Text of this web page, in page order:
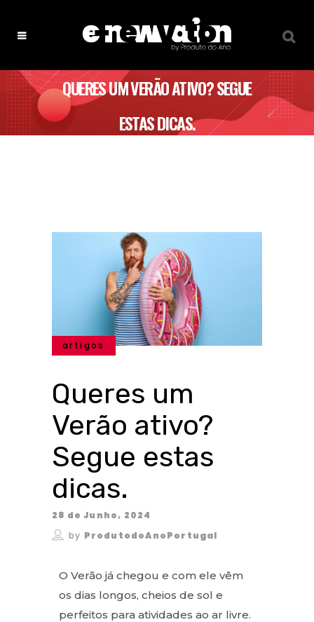
QUERES UM VERÃO ATIVO? SEGUE
ESTAS DICAS.
artigos
Queres um
Verão ativo?
Segue estas
dicas.
28 de Junho, 2024
by ProdutodoAnoPortugal
O Verão já chegou e com ele vêm
os dias longos, cheios de sol e
perfeitos para atividades ao ar livre.